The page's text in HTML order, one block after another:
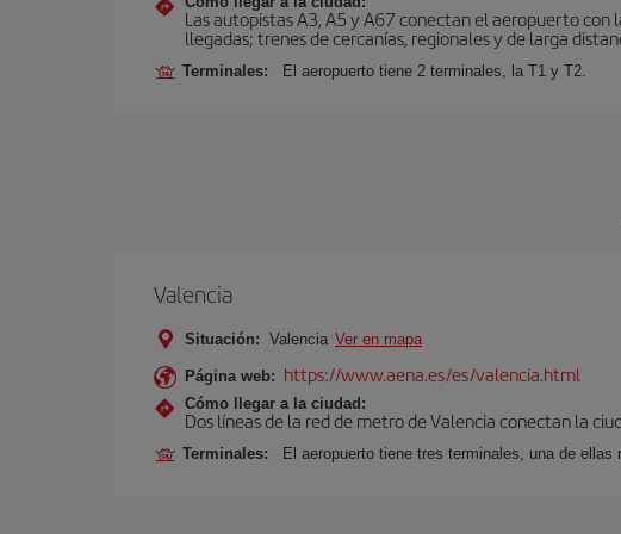
Las autopistas A3, A5 y A67 conectan el aeropuerto
llegadas; trenes de cercanías, regionales y de larga
Terminales: El aeropuerto tiene 2 terminales, la T1 y T2.
Valencia
Situación: Valencia Ver en mapa
Página web: https://www.aena.es/es/valencia.html
Cómo llegar a la ciudad:
Dos líneas de la red de metro de Valencia conectan la
Terminales: El aeropuerto tiene tres terminales, una de ellas